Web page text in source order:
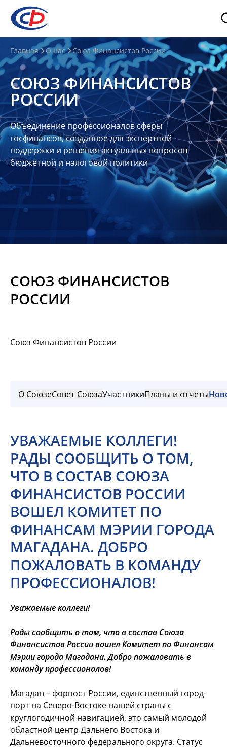
О
нас
О
СФР
Совет
Союза
Участники
Планы
отчеты
Контакты
Материалы
Главная О нас Союз Финансистов России
СОЮЗ ФИНАНСИСТОВ
РОССИИ
Объединение профессионалов сферы
госфинансов, созданное для экспертной
поддержки и решения актуальных вопросов
бюджетной и налоговой политики
СОЮЗ ФИНАНСИСТОВ
РОССИИ
Союз Финансистов России
О СоюзеСовет СоюзаУчастникиПланы и отчеты
УВАЖАЕМЫЕ КОЛЛЕГИ!
РАДЫ СООБЩИТЬ О ТОМ,
ЧТО В СОСТАВ СОЮЗА
ФИНАНСИСТОВ РОССИИ
ВОШЕЛ КОМИТЕТ ПО
ФИНАНСАМ МЭРИИ ГОРОДА
МАГАДАНА. ДОБРО
ПОЖАЛОВАТЬ В КОМАНДУ
ПРОФЕССИОНАЛОВ!
Уважаемые коллеги!
Рады сообщить о том, что в состав Союза
Финансистов России вошел Комитет по Финансам
Мэрии города Магадана. Добро пожаловать в
команду профессионалов!
Магадан – форпост России, единственный город-
порт на Северо-Востоке нашей страны с
круглогодичной навигацией, это самый молодой
областной центр Дальнего Востока и
Дальневосточного федерального округа. Статус